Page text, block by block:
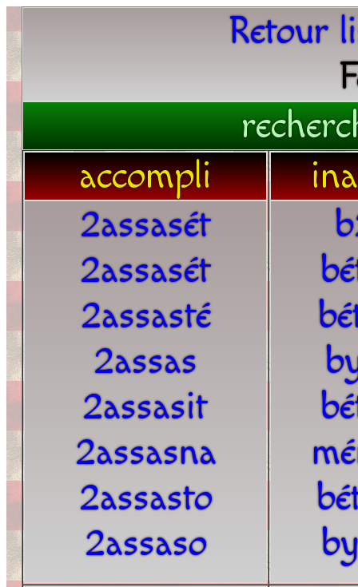
Retour
accompli
2assasét
2assasét
2assasté
2assas
2assasit
2assasna
2assasto
2assaso